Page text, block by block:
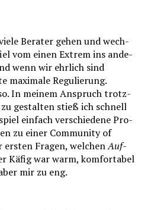
Bera­ter gehen und wech­
vom einen Extrem ins ande­
wenn wir ehr­lich sind
maxi­ma­le Regu­lie­rung.
In mei­nem Anspruch trotz­
gestal­ten stieß ich schnell
ein­fach ver­schie­de­ne Pro­
zu einer Com­mu­ni­ty of
ers­ten Fra­gen, wel­chenAuf­
Käfig war warm, kom­for­ta­bel
mir zu eng.